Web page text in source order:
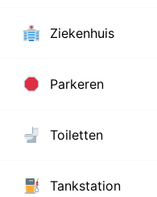
Ziekenhuis
Parkeren
Toiletten
Tankstation